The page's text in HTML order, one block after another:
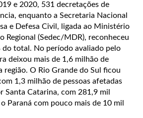
e 2020, 531 decretações de
enquanto a Secretaria Nacional
e Defesa Civil, ligada ao Ministério
Regional (Sedec/MDR), reconheceu
do total. No período avaliado pelo
deixou mais de 1,6 milhão de
região. O Rio Grande do Sul ficou
1,3 milhão de pessoas afetadas
Santa Catarina, com 281,9 mil
Paraná com pouco mais de 10 mil